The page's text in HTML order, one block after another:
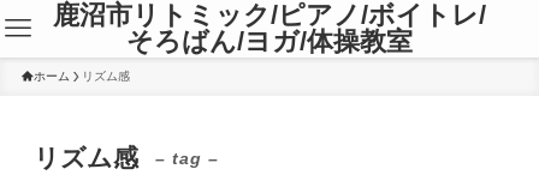
鹿沼市リトミック/ピアノ/ボイトレ/
そろばん/ヨガ/体操教室
ホーム リズム感
リズム感 – tag –